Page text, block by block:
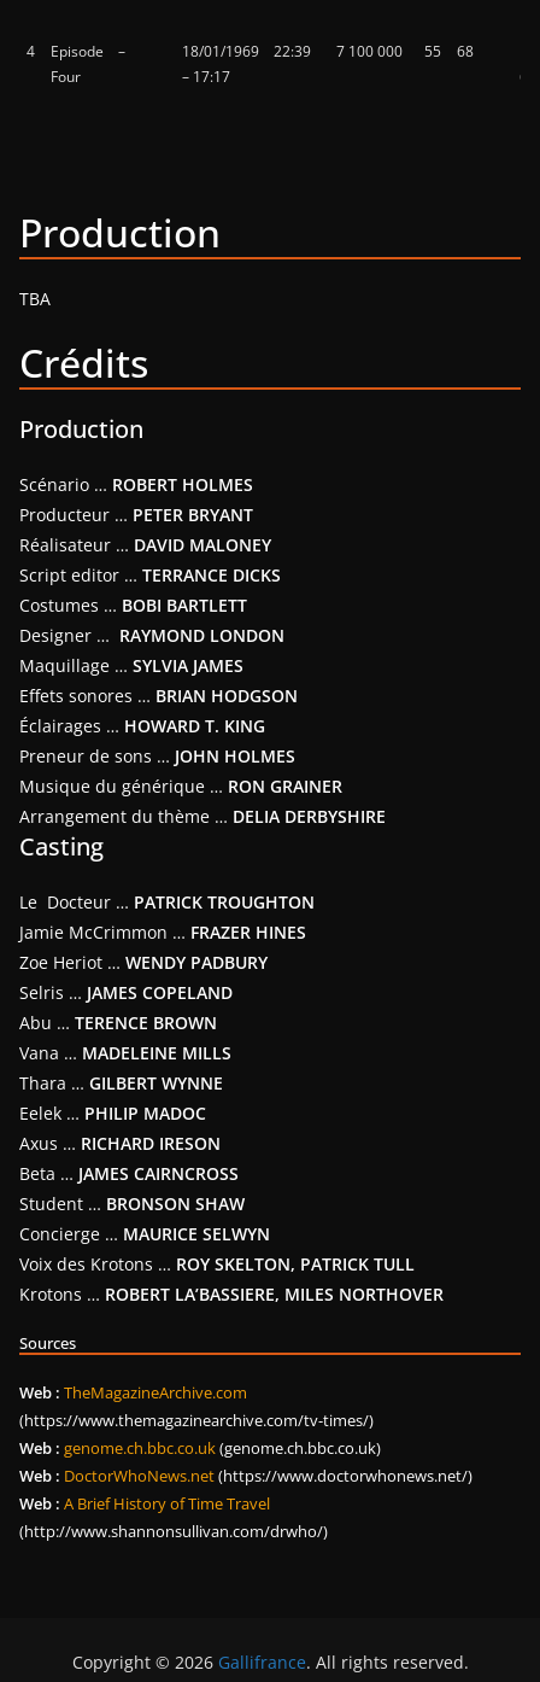
4
Episode
Four
–
18/01/1969
– 17:17
22:39 7 100 000 55 68
Production
TBA
Crédits
Production
Scénario … ROBERT HOLMES
Producteur … PETER BRYANT
Réalisateur … DAVID MALONEY
Script editor … TERRANCE DICKS
Costumes … BOBI BARTLETT
Designer … RAYMOND LONDON
Maquillage … SYLVIA JAMES
Effets sonores … BRIAN HODGSON
Éclairages … HOWARD T. KING
Preneur de sons … JOHN HOLMES
Musique du générique … RON GRAINER
Arrangement du thème … DELIA DERBYSHIRE
Casting
Le Docteur … PATRICK TROUGHTON
Jamie McCrimmon … FRAZER HINES
Zoe Heriot … WENDY PADBURY
Selris … JAMES COPELAND
Abu … TERENCE BROWN
Vana … MADELEINE MILLS
Thara … GILBERT WYNNE
Eelek … PHILIP MADOC
Axus … RICHARD IRESON
Beta … JAMES CAIRNCROSS
Student … BRONSON SHAW
Concierge … MAURICE SELWYN
Voix des Krotons … ROY SKELTON, PATRICK TULL
Krotons … ROBERT LA’BASSIERE, MILES NORTHOVER
Sources
Web : TheMagazineArchive.com
(https://www.themagazinearchive.com/tv-times/)
Web : genome.ch.bbc.co.uk(genome.ch.bbc.co.uk)
Web : DoctorWhoNews.net(https://www.doctorwhonews.net/)
Web : A Brief History of Time Travel
(http://www.shannonsullivan.com/drwho/)
Copyright © 2026 Gallifrance. All rights reserved.